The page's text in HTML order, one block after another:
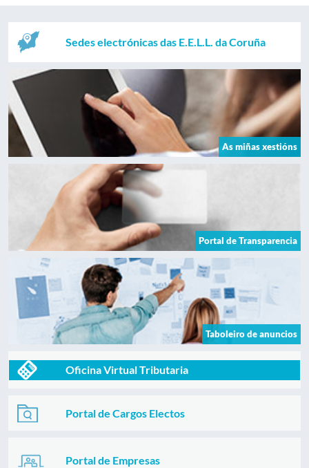
Sedes electrónicas das E.E.L.L. da Coruña
As miñas xestións
Portal de Transparencia
Taboleiro de anuncios
Oficina Virtual Tributaria
Portal de Cargos Electos
Portal de Empresas